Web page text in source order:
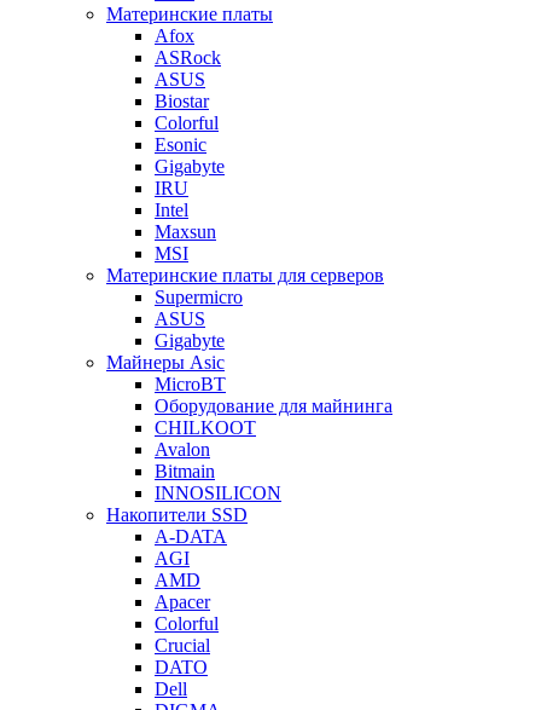
Материнские платы
Afox
ASRock
ASUS
Biostar
Colorful
Esonic
Gigabyte
IRU
Intel
Maxsun
MSI
Материнские платы для серверов
Supermicro
ASUS
Gigabyte
Майнеры Asic
MicroBT
Оборудование для майнинга
CHILKOOT
Avalon
Bitmain
INNOSILICON
Накопители SSD
A-DATA
AGI
AMD
Apacer
Colorful
Crucial
DATO
Dell